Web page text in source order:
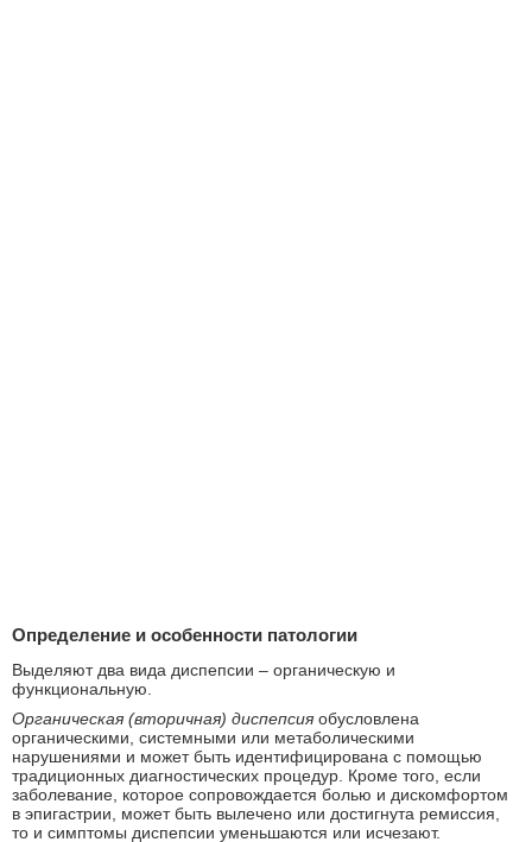
Определение и особенности патологии
Выделяют два вида диспепсии – органическую и
функциональную.
Органическая (вторичная) диспепсия обусловлена
органическими, системными или метаболическими
нарушениями и может быть идентифицирована с помощью
традиционных диагностических процедур. Кроме того, если
заболевание, которое сопровождается болью и дискомфортом
в эпигастрии, может быть вылечено или достигнута ремиссия,
то и симптомы диспепсии уменьшаются или исчезают.